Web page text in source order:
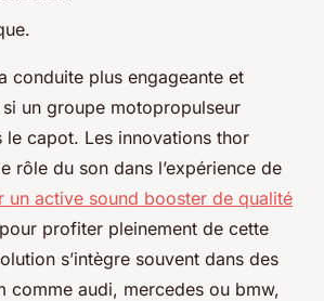
conduite plus engageante et
un groupe motopropulseur
le capot. Les innovations thor
rôle du son dans l’expérience de
un active sound booster de qualité
pour profiter pleinement de cette
s’intègre souvent dans des
comme audi, mercedes ou bmw,